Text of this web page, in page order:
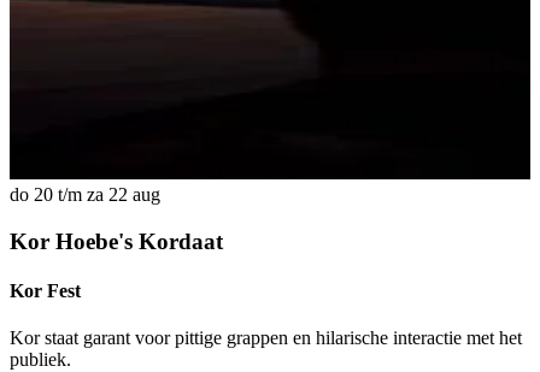
do 20 t/m za 22 aug
Kor Hoebe's Kordaat
Kor Fest
Kor staat garant voor pittige grappen en hilarische interactie met het
publiek.